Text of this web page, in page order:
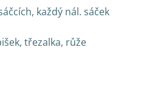
každý nál. sáček
třezalka, růže